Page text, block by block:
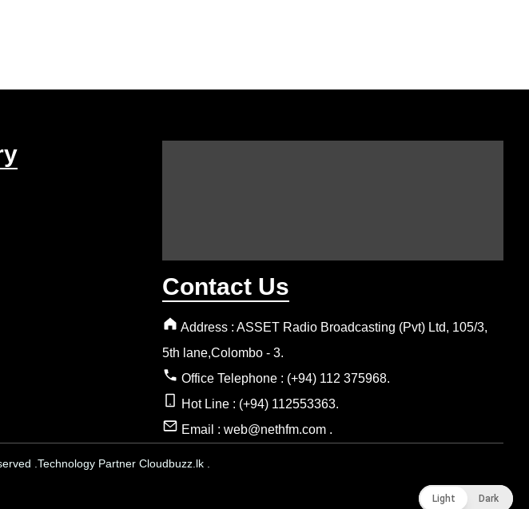
Contact Us
Address : ASSET Radio Broadcasting (Pvt) Ltd, 105/3,
5th lane,Colombo - 3.
Office Telephone : (+94) 112 375968.
Hot Line : (+94) 112553363.
Email : web@nethfm.com .
.Technology Partner Cloudbuzz.lk .
Light Dark
Light Dark